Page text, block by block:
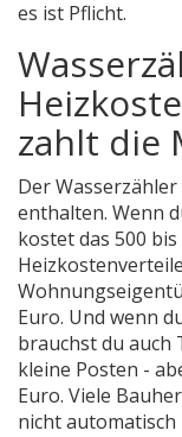
es ist Pflicht.
zahlt die
Der
enthalten. Wenn
kostet das 500
Euro. Und wenn
brauchst du auch
kleine Posten -
Euro. Viele
nicht